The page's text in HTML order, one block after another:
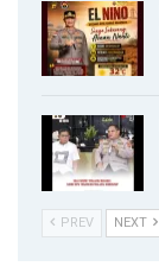
PREV NEXT